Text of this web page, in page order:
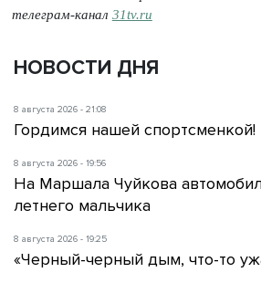
телеграм-канал 31tv.ru
НОВОСТИ ДНЯ
8 августа 2026 - 21:08
Гордимся нашей спортсменкой!
8 августа 2026 - 19:56
На Маршала Чуйкова
летнего мальчика
8 августа 2026 - 19:25
«Черный-черный дым, что-то